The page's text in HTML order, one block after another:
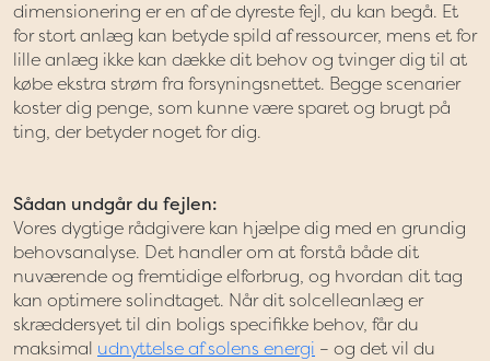
dimensionering er en af de dyreste fejl, du kan begå. Et
for stort anlæg kan betyde spild af ressourcer, mens et for
lille anlæg ikke kan dække dit behov og tvinger dig til at
købe ekstra strøm fra forsyningsnettet. Begge scenarier
koster dig penge, som kunne være sparet og brugt på
ting, der betyder noget for dig.
Sådan undgår du fejlen:
Vores dygtige rådgivere kan hjælpe dig med en grundig
behovsanalyse. Det handler om at forstå både dit
nuværende og fremtidige elforbrug, og hvordan dit tag
kan optimere solindtaget. Når dit solcelleanlæg er
skræddersyet til din boligs specifikke behov, får du
maksimal udnyttelse af solens energi – og det vil du